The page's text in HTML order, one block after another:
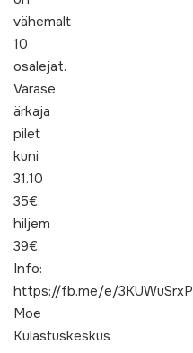
vähemalt
10
osalejat.
Varase
ärkaja
pilet
kuni
31.10
35€,
hiljem
39€.
Info:
https://fb.me/e/3KUWuSrxP
Moe
Külastuskeskus